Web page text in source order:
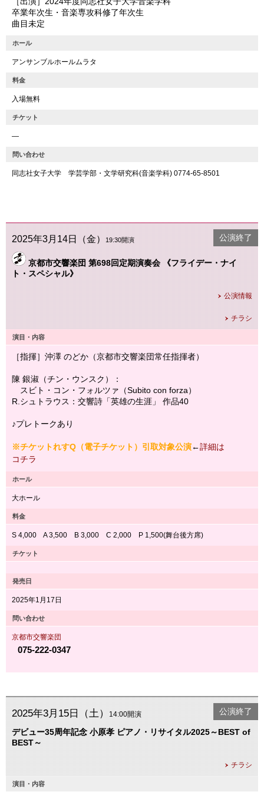
卒業年次生・音楽専攻科修了年次生
曲目未定
ホール
アンサンブルホールムラタ
料金
入場無料
チケット
―
問い合わせ
同志社女子大学 学芸学部・文学研究科(音楽学科) 0774-65-8501
2025年3月14日（金）19:30開演
京都市交響楽団 第698回定期演奏会 《フライデー・ナイ
ト・スペシャル》
公演情報
チラシ
公演終了
演目・内容
［指揮］沖澤 のどか（京都市交響楽団常任指揮者）
陳 銀淑（チン・ウンスク）：
スビト・コン・フォルツァ（Subito con forza）
R.シュトラウス：交響詩「英雄の生涯」 作品40
♪プレトークあり
※チケットれすQ（電子チケット）引取対象公演←詳細は
コチラ
ホール
大ホール
料金
S 4,000 A 3,500 B 3,000 C 2,000 P 1,500(舞台後方席)
チケット
発売日
2025年1月17日
問い合わせ
京都市交響楽団
075-222-0347
2025年3月15日（土）14:00開演
デビュー35周年記念 小原孝 ピアノ・リサイタル2025～BEST of
BEST～
チラシ
公演終了
演目・内容